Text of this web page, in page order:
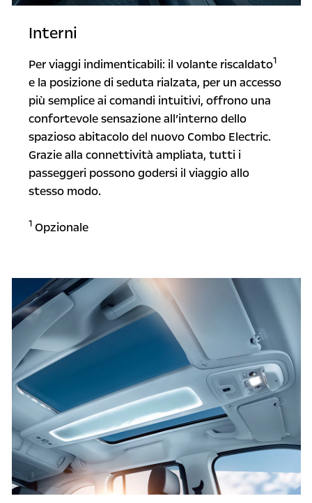
Interni
Per viaggi indimenticabili: il volante riscaldato1
e la posizione di seduta rialzata, per un accesso
più semplice ai comandi intuitivi, offrono una
confortevole sensazione all’interno dello
spazioso abitacolo del nuovo Combo Electric.
Grazie alla connettività ampliata, tutti i
passeggeri possono godersi il viaggio allo
stesso modo.
1Opzionale